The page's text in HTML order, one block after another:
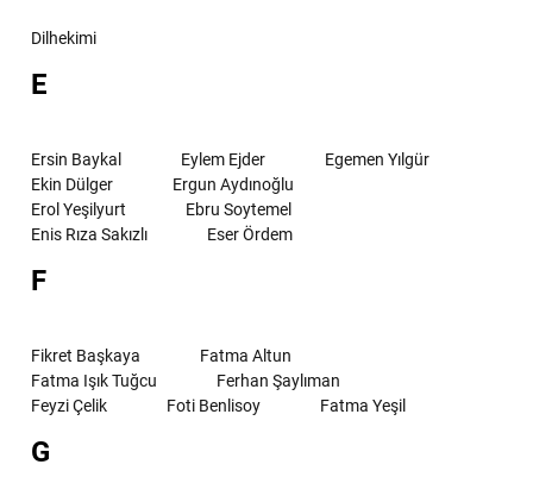
Dilhekimi
E
Ersin Baykal Eylem Ejder
Egemen Yılgür
Ekin Dülger
Ergun Aydınoğlu
Erol Yeşilyurt
Ebru Soytemel
Enis Rıza Sakızlı
Eser Ördem
F
Fikret Başkaya
Fatma Altun
Fatma Işık Tuğcu
Ferhan Şaylıman
Feyzi Çelik
Foti Benlisoy Fatma Yeşil
G